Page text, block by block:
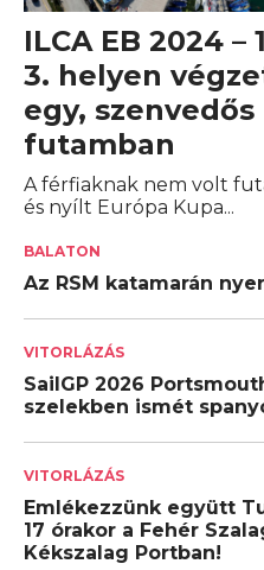
ILCA EB 2024 –
3. helyen
egy, szenvedős
futamban
A férfiaknak nem volt
és nyílt Európa Kupa...
BALATON
Az RSM katamarán
VITORLÁZÁS
SailGP 2026
szelekben ismét
VITORLÁZÁS
Emlékezzünk együtt
17 órakor a Fehér
Kékszalag Portban!